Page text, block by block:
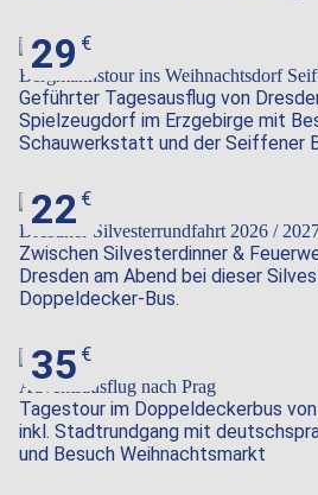
29
Bergmannstour ins Weihnachtsdorf
Geführter Tagesausflug von
Spielzeugdorf im Erzgebirge mit
Schauwerkstatt und der Seiffener
22
Dresdner Silvesterrundfahrt 2026 /
Zwischen Silvesterdinner &
Dresden am Abend bei dieser
Doppeldecker-Bus.
35
Adventsausflug nach Prag
Tagestour im Doppeldeckerbus
inkl. Stadtrundgang mit
und Besuch Weihnachtsmarkt